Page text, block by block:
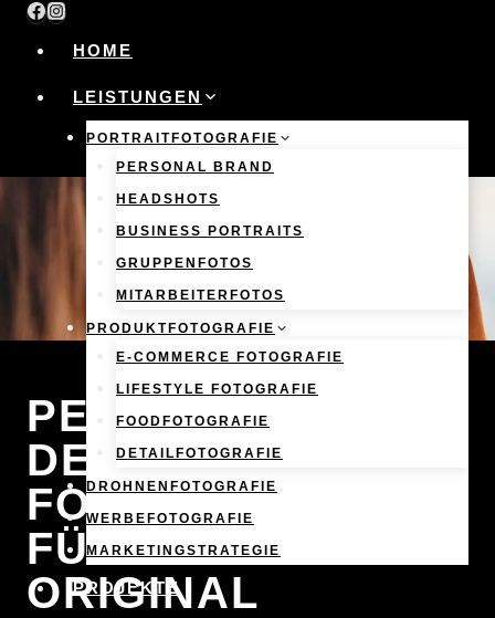
Skip
HOME
LEISTUNGEN
PORTRAITFOTOGRAFIE
PERSONAL BRAND
HEADSHOTS
BUSINESS PORTRAITS
GRUPPENFOTOS
MITARBEITERFOTOS
PRODUKTFOTOGRAFIE
E-COMMERCE FOTOGRAFIE
LIFESTYLE FOTOGRAFIE
FOODFOTOGRAFIE
DETAILFOTOGRAFIE
DROHNENFOTOGRAFIE
WERBEFOTOGRAFIE
MARKETINGSTRATEGIE
PROJEKTE
PERFEKTION IM
DETAIL BEI DER
FOTOKAMPAGNE
FÜR GLASHÜTTE
ORIGINAL